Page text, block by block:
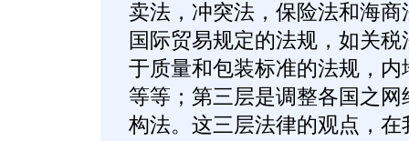
卖法，冲突法，保险法和海
国际贸易规定的法规，如关
于质量和包装标准的法规，
等等；第三层是调整各国之
构法。这三层法律的观点，